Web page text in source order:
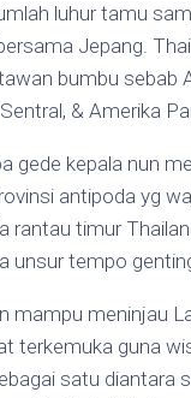
luhur tamu
Jepang.
bumbu sebab
& Amerika
gede kepala nun
antipoda yg
rantau timur
unsur tempo
mampu meninjau
terkemuka guna
satu diantara